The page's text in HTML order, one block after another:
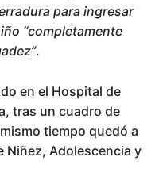
para ingresar
“completamente
.
en el Hospital de
tras un cuadro de
tiempo quedó a
Niñez, Adolescencia y